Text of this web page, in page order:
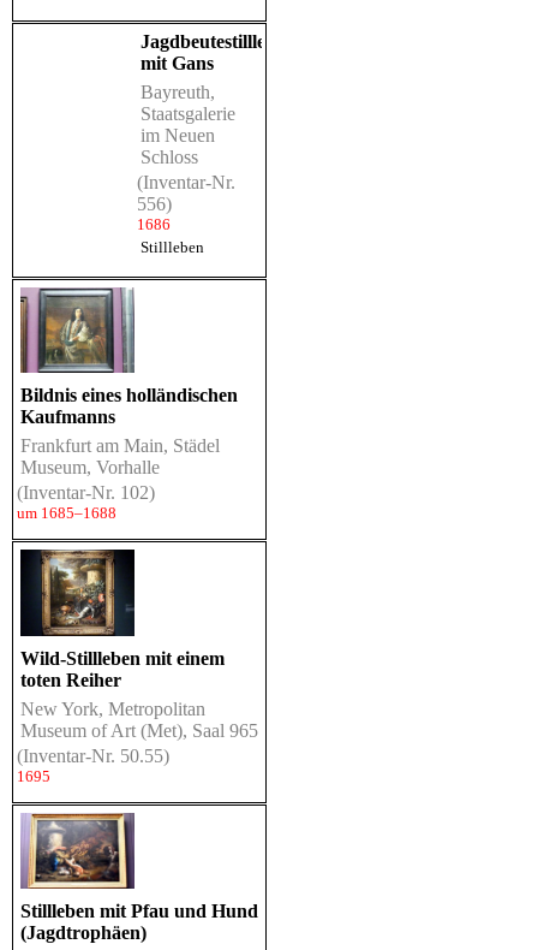
Jagdbeutestillleben
mit Gans
Bayreuth,
Staatsgalerie
im Neuen
Schloss
(Inventar-Nr.
556)
1686
Stillleben
Bildnis eines holländischen
Kaufmanns
Frankfurt am Main, Städel
Museum, Vorhalle
(Inventar-Nr. 102)
um 1685–1688
Wild-Stillleben mit einem
toten Reiher
New York, Metropolitan
Museum of Art (Met), Saal 965
(Inventar-Nr. 50.55)
1695
Stillleben mit Pfau und Hund
(Jagdtrophäen)